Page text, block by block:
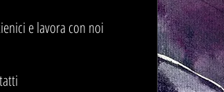
e lavora con noi